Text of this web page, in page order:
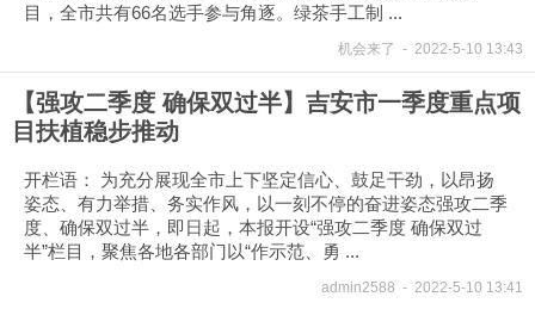
目，全市共有66名选手参与角逐。绿茶手工制 ...
机会来了 - 2022-5-10 13:43
【强攻二季度 确保双过半】吉安市一季度重点项
目扶植稳步推动
开栏语： 为充分展现全市上下坚定信心、鼓足干劲，以昂扬
姿态、有力举措、务实作风，以一刻不停的奋进姿态强攻二季
度、确保双过半，即日起，本报开设“强攻二季度 确保双过
半”栏目，聚焦各地各部门以“作示范、勇 ...
admin2588 - 2022-5-10 13:41